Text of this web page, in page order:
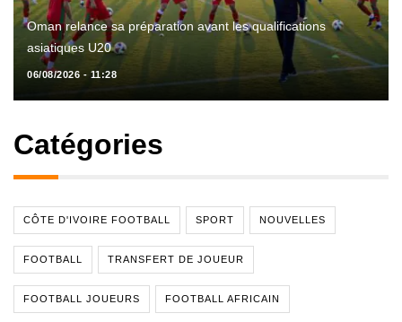
Oman relance sa préparation avant les qualifications
asiatiques U20
06/08/2026 - 11:28
Catégories
CÔTE D'IVOIRE FOOTBALL SPORT NOUVELLES
FOOTBALL TRANSFERT DE JOUEUR
FOOTBALL JOUEURS FOOTBALL AFRICAIN